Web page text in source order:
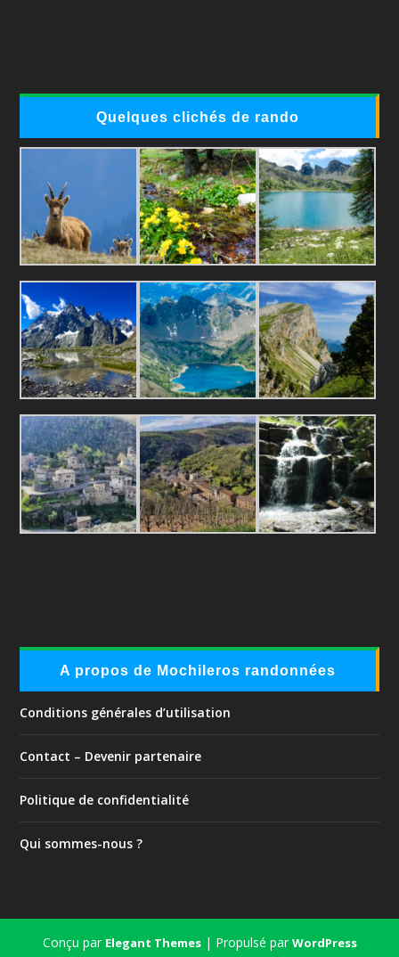
Quelques clichés de rando
A propos de Mochileros randonnées
Conditions générales d’utilisation
Contact – Devenir partenaire
Politique de confidentialité
Qui sommes-nous ?
Conçu par Elegant Themes| Propulsé parWordPress